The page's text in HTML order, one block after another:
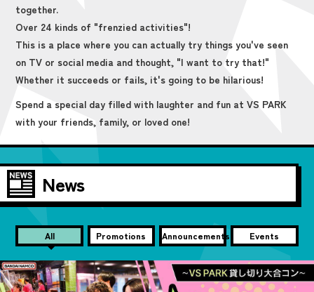
together.
Over 24 kinds of "frenzied activities"!
This is a place where you can actually try things you've seen
on TV or social media and thought, "I want to try that!"
Whether it succeeds or fails, it's going to be hilarious!
Spend a special day filled with laughter and fun at VS PARK
with your friends, family, or loved one!
News
All Promotions Announcements Events